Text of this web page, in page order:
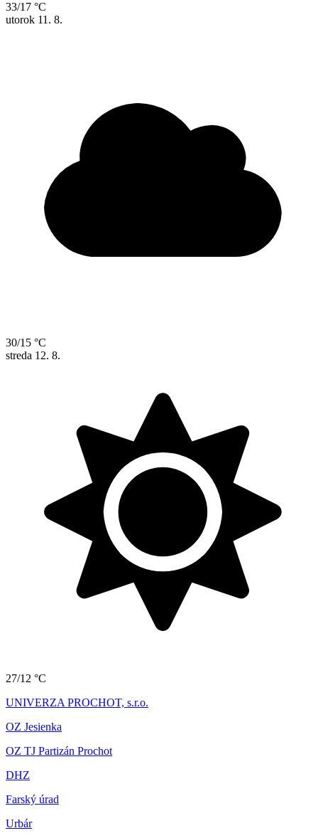
33/17 °C
utorok 11. 8.
30/15 °C
streda 12. 8.
27/12 °C
UNIVERZA PROCHOT, s.r.o.
OZ Jesienka
OZ TJ Partizán Prochot
DHZ
Farský úrad
Urbár